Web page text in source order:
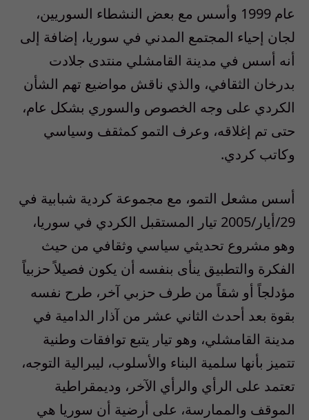
عام 1999 وأسس مع بعض النشطاء السوريين،
لجان إحياء المجتمع المدني في سوريا، إضافة إلى
أنه أسس في مدينة القامشلي منتدى جلادت
بدرخان الثقافي، والذي ناقش مواضيع تهم الشأن
الكردي على وجه الخصوص والسوري بشكل عام،
حتى تم إغلاقه، وعرف التمو كمثقف وسياسي
وكاتب كردي.
أسس مشعل التمو، مع مجموعة كردية شبابية في
29/أيار/2005 تيار المستقبل الكردي في سوريا،
وهو مشروع تحديثي سياسي وثقافي من حيث
الفكرة والتطبيق ينأى بنفسه أن يكون فصيلاً حزبياً
مؤدلجاً أو شقاً من طرف حزبي آخر، طرح نفسه
بقوة بعد أحدث الثاني عشر من آذار الدامية في
مدينة القامشلي، وهو تيار يتبع توافقات وطنية
تتميز بأنها سلمية البناء والأسلوب، ليبرالية التوجه،
تعتمد على الرأي والرأي الآخر، وديمقراطية
الموقف والممارسة، على أرضية أن سوريا هي